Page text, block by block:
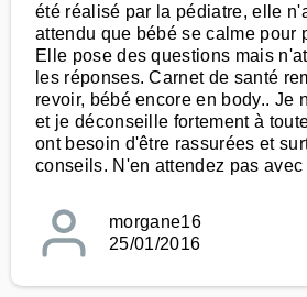
été réalisé par la pédiatre, elle
attendu que bébé se calme pour
Elle pose des questions mais
les réponses. Carnet de santé
revoir, bébé encore en body.. Je
et je déconseille fortement à
ont besoin d'être rassurées et
conseils. N'en attendez pas avec
morgane16
25/01/2016